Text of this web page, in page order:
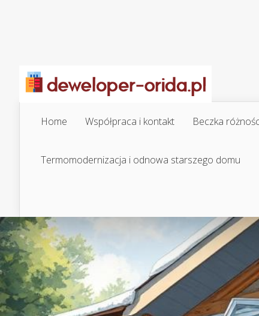
Home Współpraca i kontakt Beczka
Termomodernizacja i odnowa starszego domu